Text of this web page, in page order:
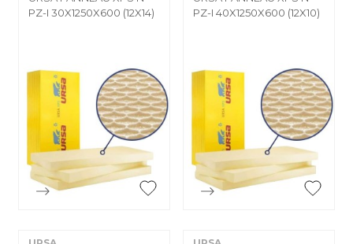
PZ-I 30X1250X600 (12X14)
PZ-I 40X1250X600 (12X10)